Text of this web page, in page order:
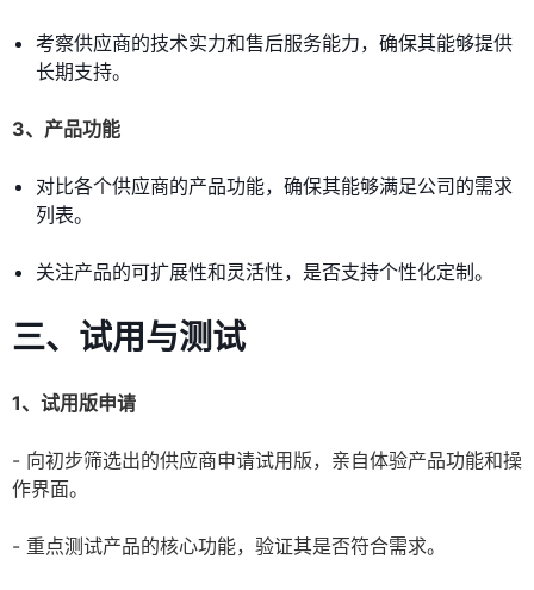
考察供应商的技术实力和售后服务能力，确保其能够提供
长期支持。
3、产品功能
对比各个供应商的产品功能，确保其能够满足公司的需求
列表。
关注产品的可扩展性和灵活性，是否支持个性化定制。
三、试用与测试
1、试用版申请
- 向初步筛选出的供应商申请试用版，亲自体验产品功能和操
作界面。
- 重点测试产品的核心功能，验证其是否符合需求。